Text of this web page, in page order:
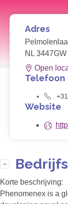
Adres
NL
Open
Telefoon
Website
Korte beschrijving:
Phenomenex is a